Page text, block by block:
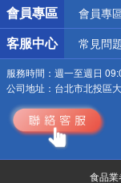
會員專區 會員專
客服中心 常見問
服務時間： 週一至週日
公司地址： 台北市北投區
食品